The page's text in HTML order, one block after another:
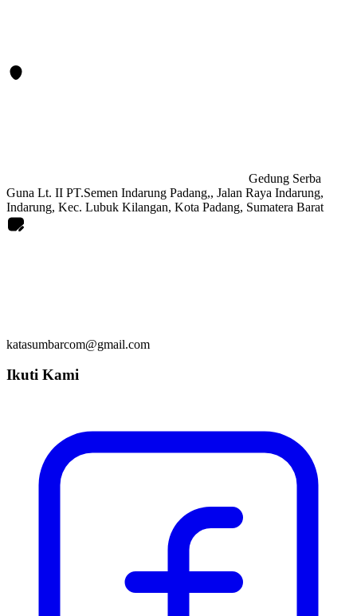
Gedung Serba
Guna Lt. II PT.Semen Indarung Padang,, Jalan Raya Indarung,
Indarung, Kec. Lubuk Kilangan, Kota Padang, Sumatera Barat
katasumbarcom@gmail.com
Ikuti Kami